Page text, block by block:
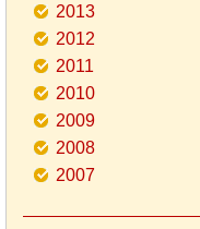
2013
2012
2011
2010
2009
2008
2007